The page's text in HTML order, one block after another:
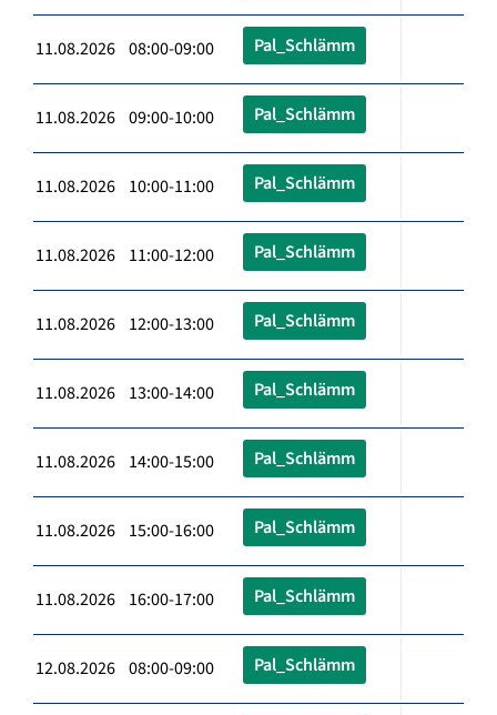
11.08.2026 08:00-09:00 Pal_Schlämm
11.08.2026 09:00-10:00 Pal_Schlämm
11.08.2026 10:00-11:00 Pal_Schlämm
11.08.2026 11:00-12:00 Pal_Schlämm
11.08.2026 12:00-13:00 Pal_Schlämm
11.08.2026 13:00-14:00 Pal_Schlämm
11.08.2026 14:00-15:00 Pal_Schlämm
11.08.2026 15:00-16:00 Pal_Schlämm
11.08.2026 16:00-17:00 Pal_Schlämm
12.08.2026 08:00-09:00 Pal_Schlämm